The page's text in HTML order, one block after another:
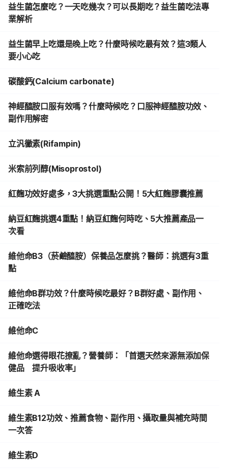
益生菌怎麼吃？一天吃幾次？可以長期吃？益生菌吃法專
業解析
益生菌早上吃還是晚上吃？什麼時候吃最有效？這3類人
要小心吃
碳酸鈣(Calcium carbonate)
神經醯胺口服有效嗎？什麼時候吃？口服神經醯胺功效、
副作用解密
立汎黴素(Rifampin)
米索前列醇(Misoprostol)
紅麴功效好處多，3大挑選重點公開！5大紅麴膠囊推薦
納豆紅麴挑選4重點！納豆紅麴何時吃、5大推薦產品一
次看
維他命B3（菸鹼醯胺）保養品怎麼挑？醫師：挑選有3重
點
維他命B群功效？什麼時候吃最好？B群好處、副作用、
正確吃法
維他命C
維他命選得眼花撩亂？營養師：「首選天然來源無添加保
健品 提升吸收率」
維生素 A
維生素B12功效、推薦食物、副作用、攝取量與補充時間
一次答
維生素D